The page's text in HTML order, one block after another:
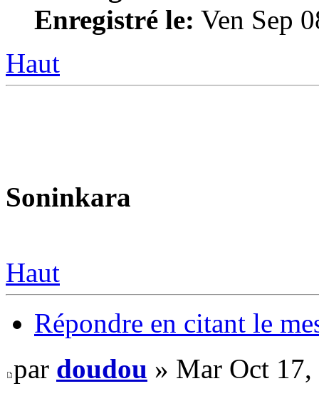
Enregistré le: Ven Sep
Haut
Soninkara
Haut
Répondre en citant le
par doudou » Mar Oct